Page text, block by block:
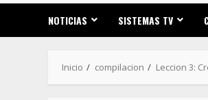
NOTICIAS SISTEMAS TV
Inicio compilacion Leccion 3: